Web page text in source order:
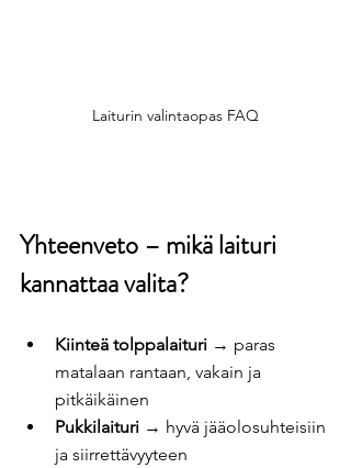
Laiturin valintaopas FAQ
Yhteenveto – mikä laituri
kannattaa valita?
Kiinteä tolppalaituri → paras
matalaan rantaan, vakain ja
pitkäikäinen
Pukkilaituri → hyvä jääolosuhteisiin
ja siirrettävyyteen